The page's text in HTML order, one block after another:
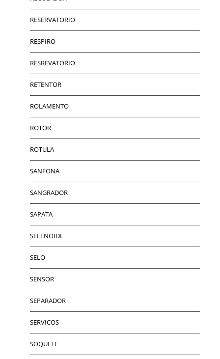
RESERVATORIO
RESPIRO
RESREVATORIO
RETENTOR
ROLAMENTO
ROTOR
ROTULA
SANFONA
SANGRADOR
SAPATA
SELENOIDE
SELO
SENSOR
SEPARADOR
SERVICOS
SOQUETE